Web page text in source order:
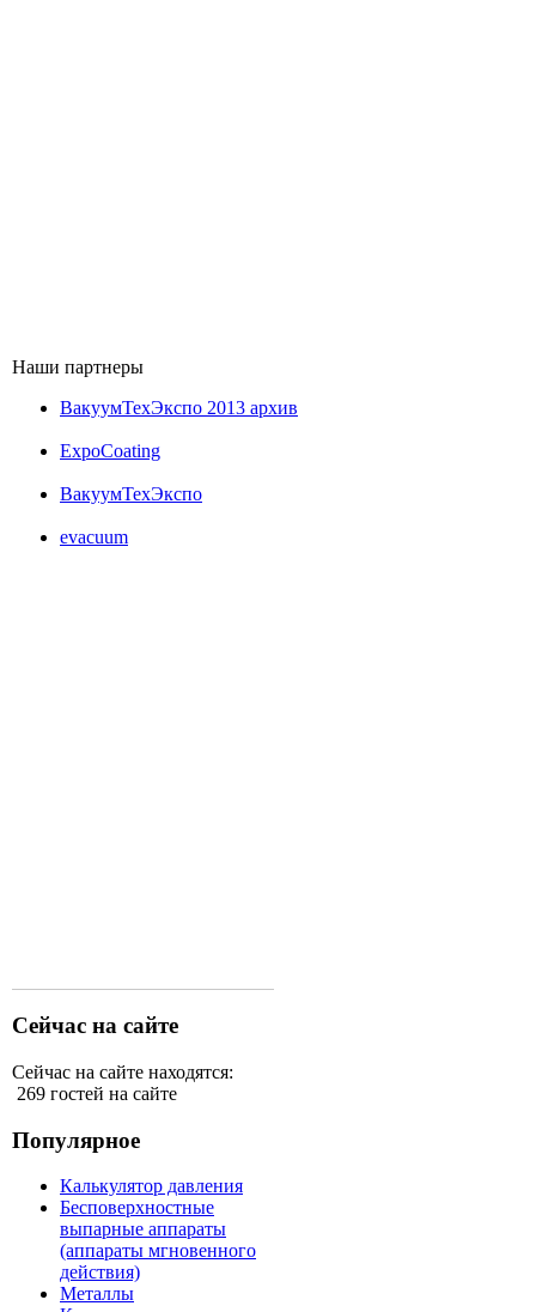
Наши партнеры
ВакуумТехЭкспо 2013 архив
ExpoCoating
ВакуумТехЭкспо
evacuum
Сейчас на сайте
Сейчас на сайте находятся:
269 гостей на сайте
Популярное
Калькулятор давления
Бесповерхностные
выпарные аппараты
(аппараты мгновенного
действия)
Металлы